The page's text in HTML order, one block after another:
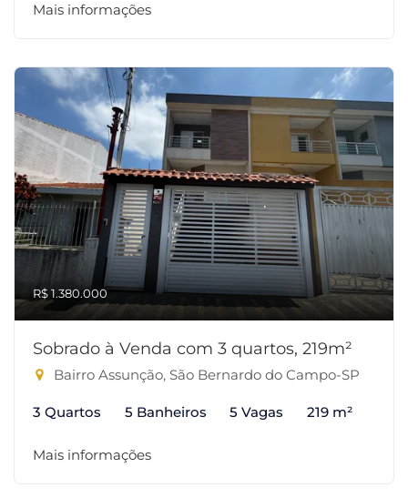
Mais informações
R$ 1.380.000
Sobrado à Venda com 3 quartos, 219m²
Bairro Assunção, São Bernardo do Campo-SP
3 Quartos 5 Banheiros 5 Vagas 219 m²
Mais informações